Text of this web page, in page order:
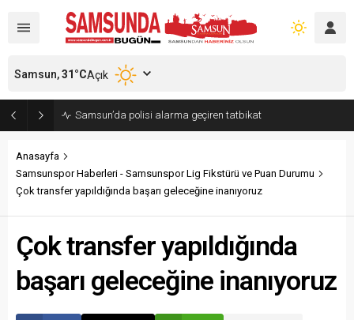
Samsun’da polisi alarma geçiren tatbikat
Samsun,31 °CAçık
Anasayfa
Samsunspor Haberleri - Samsunspor Lig Fikstürü ve Puan Durumu
Çok transfer yapıldığında başarı geleceğine inanıyoruz
Çok transfer yapıldığında
başarı geleceğine inanıyoruz